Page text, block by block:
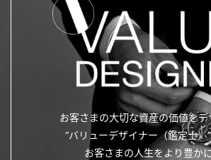
お客さまの大切な資産の価値をデ
“バリューデザイナー（鑑定士）”
お客さまの人生をより豊かに